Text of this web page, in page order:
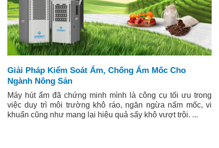
Giải Pháp Kiểm Soát Ẩm, Chống Ẩm Mốc Cho
Ngành Nông Sản
Máy hút ẩm đã chứng minh mình là công cụ tối ưu trong
việc duy trì môi trường khô ráo, ngăn ngừa nấm mốc, vi
khuẩn cũng như mang lại hiệu quả sấy khô vượt trội. ...